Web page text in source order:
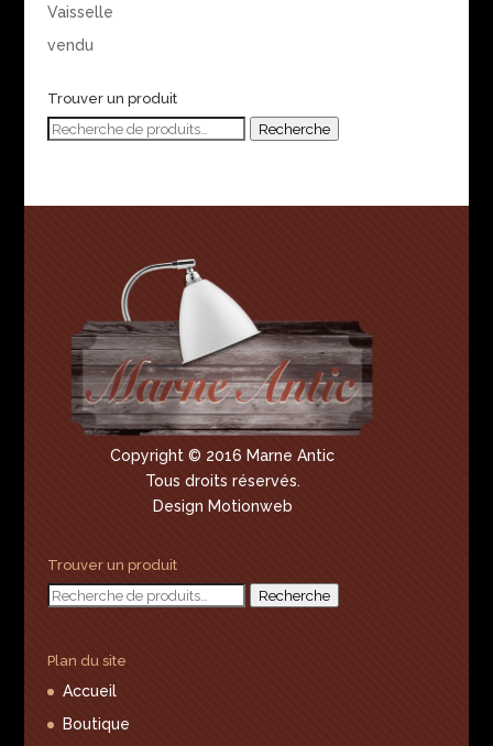
Vaisselle
vendu
Trouver un produit
Recherche
Recherche
Copyright © 2016 Marne Antic
Tous droits réservés.
Design Motionweb
Trouver un produit
Recherche
Recherche
Plan du site
Accueil
Boutique